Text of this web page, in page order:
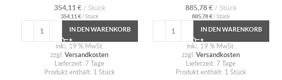
354,11 € Stück
354,11 €/Stück
IN DEN WARENKORB
inkl. 19 % MwSt.
zzgl. Versandkosten
Lieferzeit: 7 Tage
Produkt enthält: 1 Stück
885,78€ Stück
885,78€/Stück
IN DEN WARENKORB
inkl. 19 % MwSt.
zzgl. Versandkosten
Lieferzeit: 7 Tage
Produkt enthält: 1 Stück